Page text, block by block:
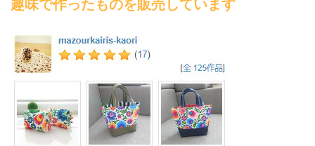
趣味で作ったものを販売しています